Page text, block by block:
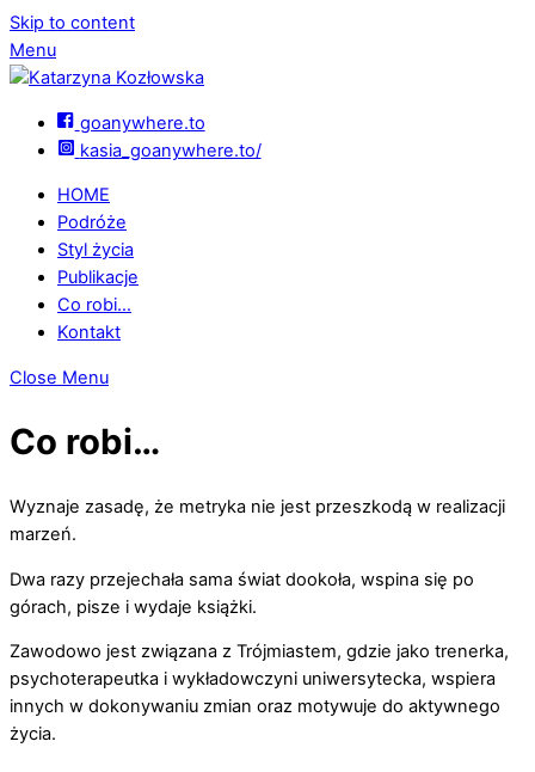
Skip to content
Menu
goanywhere.to
kasia_goanywhere.to/
HOME
Podróże
Styl życia
Publikacje
Co robi…
Kontakt
Close Menu
Co robi…
Wyznaje zasadę, że metryka nie jest przeszkodą w realizacji
marzeń.
Dwa razy przejechała sama świat dookoła, wspina się po
górach, pisze i wydaje książki.
Zawodowo jest związana z Trójmiastem, gdzie jako trenerka,
psychoterapeutka i wykładowczyni uniwersytecka, wspiera
innych w dokonywaniu zmian oraz motywuje do aktywnego
życia.